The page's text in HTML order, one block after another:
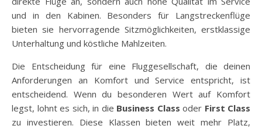
und in den Kabinen. Besonders für Langstreckenflüge
bieten sie hervorragende Sitzmöglichkeiten, erstklassige
Unterhaltung und köstliche Mahlzeiten.
Die Entscheidung für eine Fluggesellschaft, die deinen
Anforderungen an Komfort und Service entspricht, ist
entscheidend. Wenn du besonderen Wert auf Komfort
legst, lohnt es sich, in die Business Class oder First Class
zu investieren. Diese Klassen bieten weit mehr Platz,